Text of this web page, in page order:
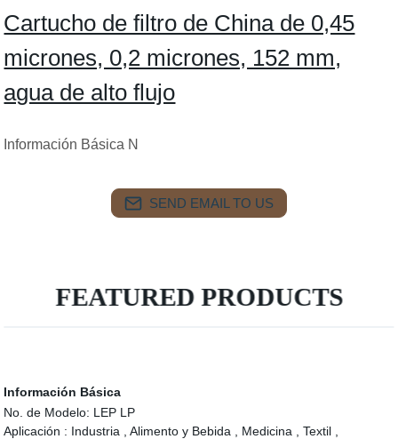
Cartucho de filtro de China de 0,45
micrones, 0,2 micrones, 152 mm,
agua de alto flujo
Información Básica N
SEND EMAIL TO US
FEATURED PRODUCTS
Información Básica
No. de Modelo: LEP LP
Aplicación : Industria , Alimento y Bebida , Medicina , Textil ,